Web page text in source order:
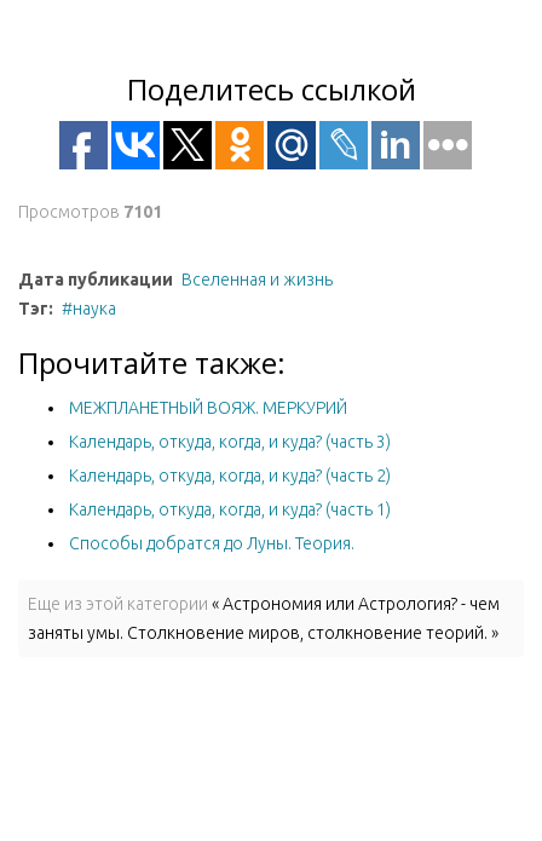
Поделитесь ссылкой
Просмотров 7101
Дата публикации Вселенная и жизнь
Тэг:
наука
Прочитайте также:
МЕЖПЛАНЕТНЫЙ ВОЯЖ. МЕРКУРИЙ
Календарь, откуда, когда, и куда? (часть 3)
Календарь, откуда, когда, и куда? (часть 2)
Календарь, откуда, когда, и куда? (часть 1)
Способы добратся до Луны. Теория.
Еще из этой категории « Астрономия или Астрология? - чем
заняты умы. Столкновение миров, столкновение теорий. »